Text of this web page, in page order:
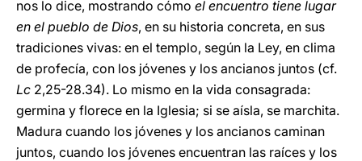
nos lo dice, mostrando cómo el encuentro tiene lugar
en el pueblo de Dios, en su historia concreta, en sus
tradiciones vivas: en el templo, según la Ley, en clima
de profecía, con los jóvenes y los ancianos juntos (cf.
Lc 2,25-28.34). Lo mismo en la vida consagrada:
germina y florece en la Iglesia; si se aísla, se marchita.
Madura cuando los jóvenes y los ancianos caminan
juntos, cuando los jóvenes encuentran las raíces y los